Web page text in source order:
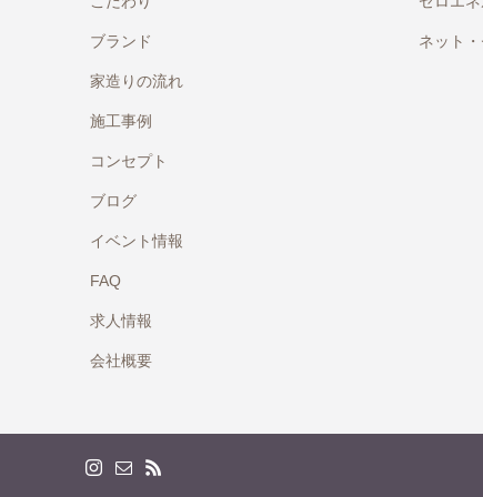
ブランド
家造りの流れ
施工事例
コンセプト
ブログ
イベント情報
FAQ
求人情報
会社概要
ネット